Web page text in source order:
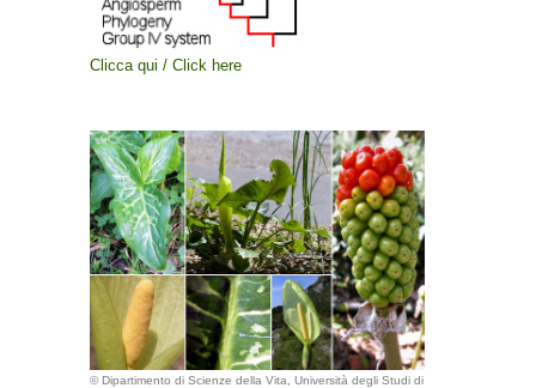
Clicca qui / Click here
© Dipartimento di Scienze della Vita, Università degli Studi di